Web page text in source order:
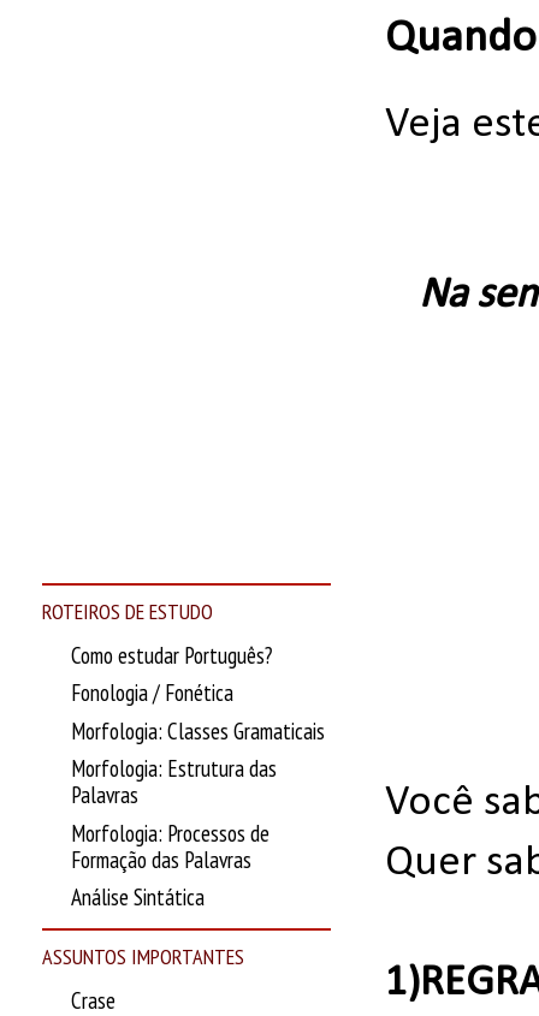
Veja
Na
Você
Quer
ROTEIROS DE ESTUDO
Como estudar Português?
Fonologia / Fonética
Morfologia: Classes Gramaticais
Morfologia: Estrutura das
Palavras
Morfologia: Processos de
Formação das Palavras
Análise Sintática
ASSUNTOS IMPORTANTES
Crase